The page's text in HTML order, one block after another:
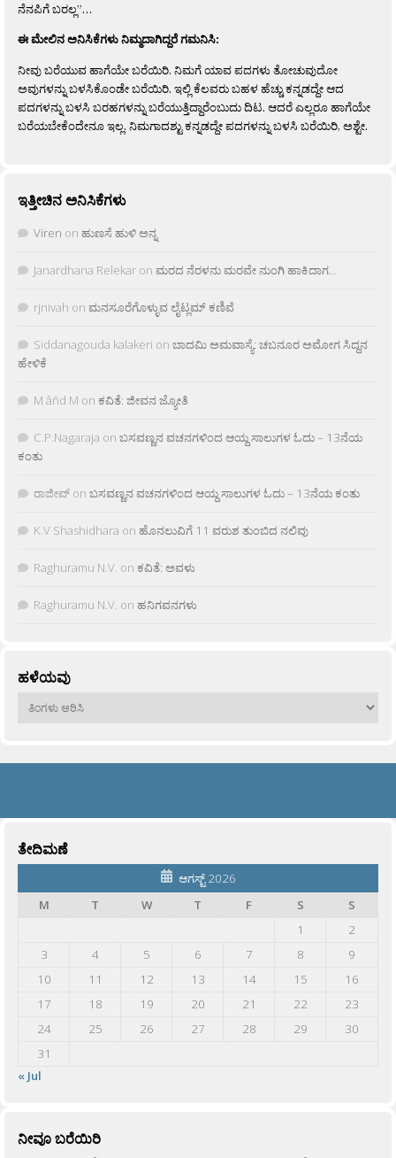
ನೆನಪಿಗೆ ಬರಲ್ಲ”…
ಈ ಮೇಲಿನ ಅನಿಸಿಕೆಗಳು ನಿಮ್ಮದಾಗಿದ್ದರೆ ಗಮನಿಸಿ:
ನೀವು ಬರೆಯುವ ಹಾಗೆಯೇ ಬರೆಯಿರಿ. ನಿಮಗೆ ಯಾವ ಪದಗಳು ತೋಚುವುದೋ
ಅವುಗಳನ್ನು ಬಳಸಿಕೊಂಡೇ ಬರೆಯಿರಿ. ಇಲ್ಲಿ ಕೆಲವರು ಬಹಳ ಹೆಚ್ಚು ಕನ್ನಡದ್ದೇ ಆದ
ಪದಗಳನ್ನು ಬಳಸಿ ಬರಹಗಳನ್ನು ಬರೆಯುತ್ತಿದ್ದಾರೆಂಬುದು ದಿಟ. ಆದರೆ ಎಲ್ಲರೂ ಹಾಗೆಯೇ
ಬರೆಯಬೇಕೆಂದೇನೂ ಇಲ್ಲ. ನಿಮಗಾದಶ್ಟು ಕನ್ನಡದ್ದೇ ಪದಗಳನ್ನು ಬಳಸಿ ಬರೆಯಿರಿ, ಅಶ್ಟೇ.
ಇತ್ತೀಚಿನ ಅನಿಸಿಕೆಗಳು
Viren on ಹುಣಸೆ ಹುಳಿ ಅನ್ನ
Janardhana Relekar on ಮರದ ನೆರಳನು ಮರವೇ ನುಂಗಿ ಹಾಕಿದಾಗ…
rjnivah on ಮನಸೂರೆಗೊಳ್ಳುವ ಲೈಟ್ಲಮ್ ಕಣಿವೆ
Siddanagouda kalakeri on ಬಾದಮಿ ಅಮವಾಸ್ಯೆ: ಚಬನೂರ ಅಮೋಗ ಸಿದ್ದನ
ಹೇಳಿಕೆ
M âñd M on ಕವಿತೆ: ಜೀವನ ಜ್ಯೋತಿ
C.P.Nagaraja on ಬಸವಣ್ಣನ ವಚನಗಳಿಂದ ಆಯ್ದ ಸಾಲುಗಳ ಓದು – 13ನೆಯ
ಕಂತು
ರಾಜೀವ್ on ಬಸವಣ್ಣನ ವಚನಗಳಿಂದ ಆಯ್ದ ಸಾಲುಗಳ ಓದು – 13ನೆಯ ಕಂತು
K.V Shashidhara on ಹೊನಲುವಿಗೆ 11 ವರುಶ ತುಂಬಿದ ನಲಿವು
Raghuramu N.V. on ಕವಿತೆ: ಅವಳು
Raghuramu N.V. on ಹನಿಗವನಗಳು
ಹಳೆಯವು
ಹಳೆಯವು
ತೇದಿಮಣೆ
ಆಗಸ್ಟ್ 2026
M
T W T F S
S
1
2
3
4 5 6 7 8
9
10
11 12 13 14 15
16
17
18 19 20 21 22
23
24
25 26 27 28 29
30
31
« Jul
ನೀವೂ ಬರೆಯಿರಿ